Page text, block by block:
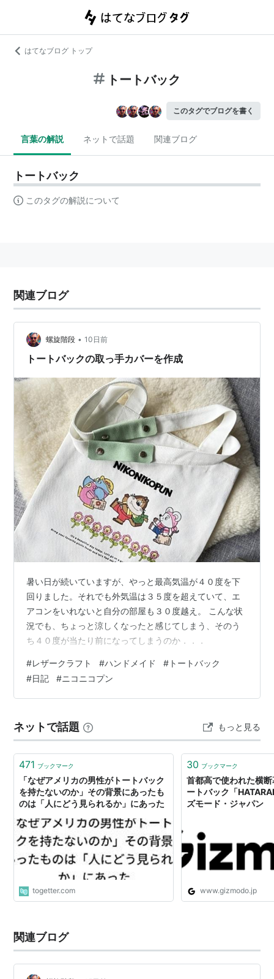
はてなブログ トップ
トートバック
このタグでブログを書く
言葉の解説 ネットで話題 関連ブログ
トートバック
このタグの解説について
関連ブログ
螺旋階段 • 10日前
トートバックの取っ手カバーを作成
暑い日が続いていますが、やっと最高気温が４０度を下
回りました。それでも外気温は３５度を超えていて、エ
アコンをいれないと自分の部屋も３０度越え。 こんな状
況でも、ちょっと涼しくなったと感じてしまう、そのう
ち４０度が当たり前になってしまうのか．．．
#レザークラフト #ハンドメイド # トートバック
#日記 #ニコニコプン
ネットで話題 もっと見る
471 ブックマーク
「なぜアメリカの男性がトートバック
を持たないのか」その背景にあったも
のは「人にどう見られるか」にあった
togetter.com
30 ブックマーク
首都高で使われた横
ートバック「
ズモード・ジャパン
www.gizmodo.jp
関連ブログ